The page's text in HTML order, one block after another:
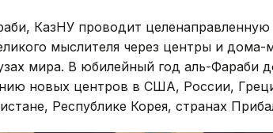
КазНУ проводит
мыслителя через центры и дома-
мира. В юбилейный год аль-Фараби
новых центров в США, России,
Республике Корея, странах